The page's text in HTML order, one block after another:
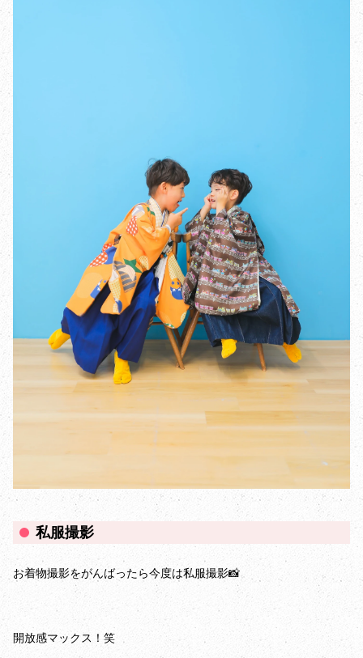
私服撮影
お着物撮影をがんばったら今度は私服撮影📸
開放感マックス！笑